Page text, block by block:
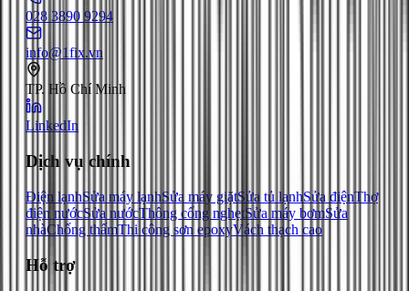
028 3890 9294
info@1fix.vn
TP. Hồ Chí Minh
LinkedIn
Dịch vụ chính
Điện lạnhSửa máy lạnhSửa máy giặtSửa tủ lạnhSửa điệnThợ
điện nướcSửa nướcThông cống nghẹtSửa máy bơmSửa
nhàChống thấmThi công sơn epoxyVách thạch cao
Hỗ trợ